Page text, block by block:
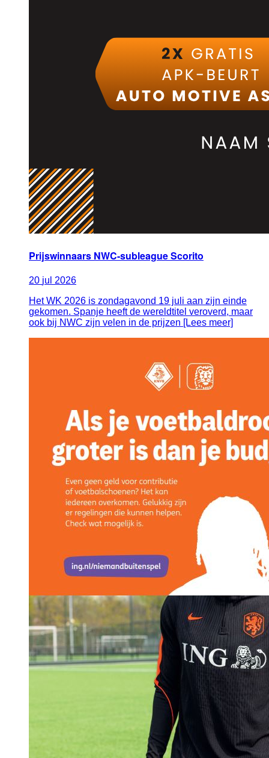
Prijswinnaars NWC-subleague Scorito
20 jul 2026
Het WK 2026 is zondagavond 19 juli aan zijn einde
gekomen. Spanje heeft de wereldtitel veroverd, maar
ook bij NWC zijn velen in de prijzen [Lees meer]